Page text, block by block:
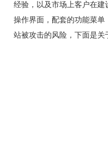
经验，以及市场上客户在建
操作界面，配套的功能菜单
站被攻击的风险，下面是关